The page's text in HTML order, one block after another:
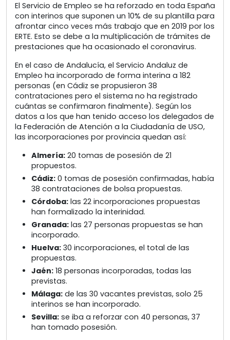
El Servicio de Empleo se ha reforzado en toda España
con interinos que suponen un 10% de su plantilla para
afrontar cinco veces más trabajo que en 2019 por los
ERTE. Esto se debe a la multiplicación de trámites de
prestaciones que ha ocasionado el coronavirus.
En el caso de Andalucía, el Servicio Andaluz de
Empleo ha incorporado de forma interina a 182
personas (en Cádiz se propusieron 38
contrataciones pero el sistema no ha registrado
cuántas se confirmaron finalmente). Según los
datos a los que han tenido acceso los delegados de
la Federación de Atención a la Ciudadanía de USO,
las incorporaciones por provincia quedan así:
Almería: 20 tomas de posesión de 21
propuestos.
Cádiz: 0 tomas de posesión confirmadas, había
38 contrataciones de bolsa propuestas.
Córdoba: las 22 incorporaciones propuestas
han formalizado la interinidad.
Granada: las 27 personas propuestas se han
incorporado.
Huelva: 30 incorporaciones, el total de las
propuestas.
Jaén: 18 personas incorporadas, todas las
previstas.
Málaga: de las 30 vacantes previstas, solo 25
interinos se han incorporado.
Sevilla: se iba a reforzar con 40 personas, 37
han tomado posesión.